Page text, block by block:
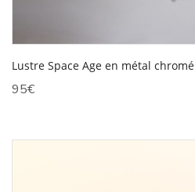
Lustre Space Age en métal chromé
95€